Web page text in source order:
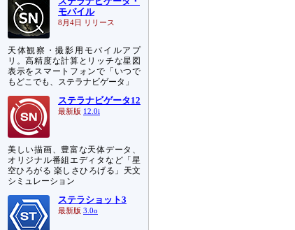
モバイル
8月4日 リリース
天体観察・撮影用モバイルアプ
リ。高精度な計算とリッチな星図
表示をスマートフォンで「いつで
もどこでも、ステラナビゲータ」
ステラナビゲータ12
最新版 12.0i
美しい描画、豊富な天体データ、
オリジナル番組エディタなど「星
空ひろがる 楽しさひろげる」天文
シミュレーション
ステラショット3
最新版 3.0o